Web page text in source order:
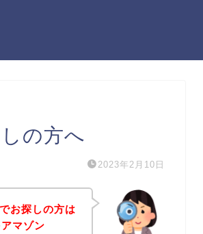
の方へ
2023年2月10日
お探しの方は
マゾン